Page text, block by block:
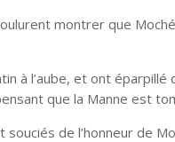
montrer que
à l’aube, et ont
que la Manne est
souciés de l’honneur de